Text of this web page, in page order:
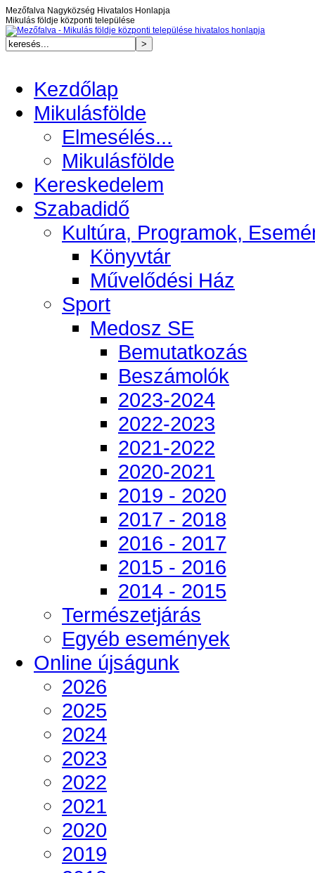
Mezőfalva Nagyközség Hivatalos Honlapja
Mikulás földje központi települése
Kezdőlap
Mikulásfölde
Elmesélés...
Mikulásfölde
Kereskedelem
Szabadidő
Kultúra, Programok,
Könyvtár
Művelődési Ház
Sport
Medosz SE
Bemutatkozás
Beszámolók
2023-2024
2022-2023
2021-2022
2020-2021
2019 - 2020
2017 - 2018
2016 - 2017
2015 - 2016
2014 - 2015
Természetjárás
Egyéb események
Online újságunk
2026
2025
2024
2023
2022
2021
2020
2019